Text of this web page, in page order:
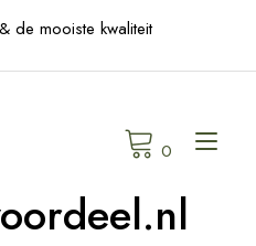
de mooiste kwaliteit
0